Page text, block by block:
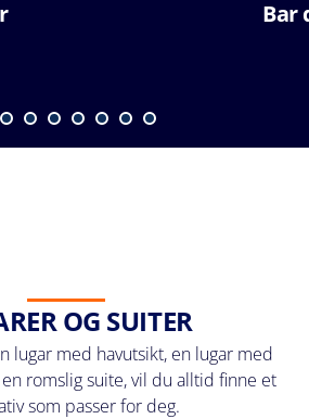
Bar
OG SUITER
lugar med havutsikt, en lugar med
romslig suite, vil du alltid finne et
som passer for deg.